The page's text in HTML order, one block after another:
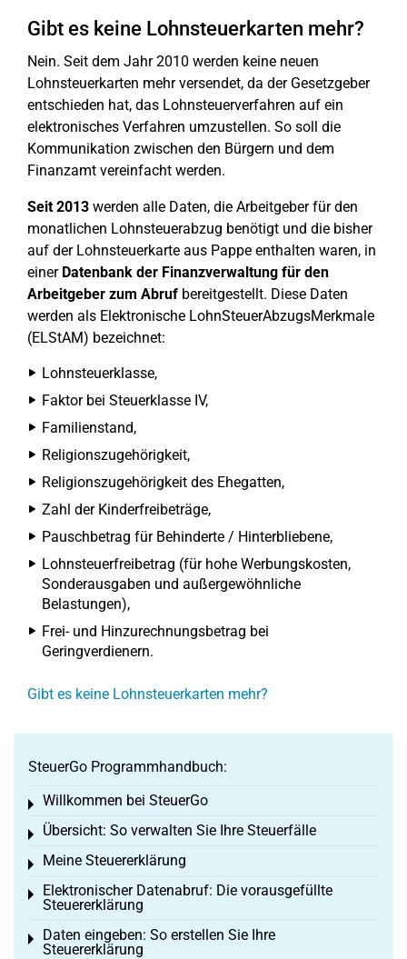
Gibt es keine Lohnsteuerkarten mehr?
Nein. Seit dem Jahr 2010 werden keine neuen
Lohnsteuerkarten mehr versendet, da der Gesetzgeber
entschieden hat, das Lohnsteuerverfahren auf ein
elektronisches Verfahren umzustellen. So soll die
Kommunikation zwischen den Bürgern und dem
Finanzamt vereinfacht werden.
Seit 2013 werden alle Daten, die Arbeitgeber für den
monatlichen Lohnsteuerabzug benötigt und die bisher
auf der Lohnsteuerkarte aus Pappe enthalten waren, in
einer Datenbank der Finanzverwaltung für den
Arbeitgeber zum Abruf bereitgestellt. Diese Daten
werden als Elektronische LohnSteuerAbzugsMerkmale
(ELStAM) bezeichnet:
Lohnsteuerklasse,
Faktor bei Steuerklasse IV,
Familienstand,
Religionszugehörigkeit,
Religionszugehörigkeit des Ehegatten,
Zahl der Kinderfreibeträge,
Pauschbetrag für Behinderte / Hinterbliebene,
Lohnsteuerfreibetrag (für hohe Werbungskosten,
Sonderausgaben und außergewöhnliche
Belastungen),
Frei- und Hinzurechnungsbetrag bei
Geringverdienern.
Gibt es keine Lohnsteuerkarten mehr?
SteuerGo Programmhandbuch:
Willkommen bei SteuerGo
Toggle menu
Übersicht: So verwalten Sie Ihre Steuerfälle
Toggle menu
Meine Steuererklärung
Toggle menu
Elektronischer Datenabruf: Die vorausgefüllte
Steuererklärung
Toggle menu
Daten eingeben: So erstellen Sie Ihre
Steuererklärung
Toggle menu